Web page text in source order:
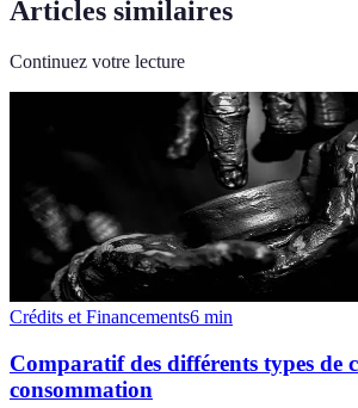
Articles similaires
Continuez votre lecture
Crédits et Financements6 min
Comparatif des différents types de
consommation